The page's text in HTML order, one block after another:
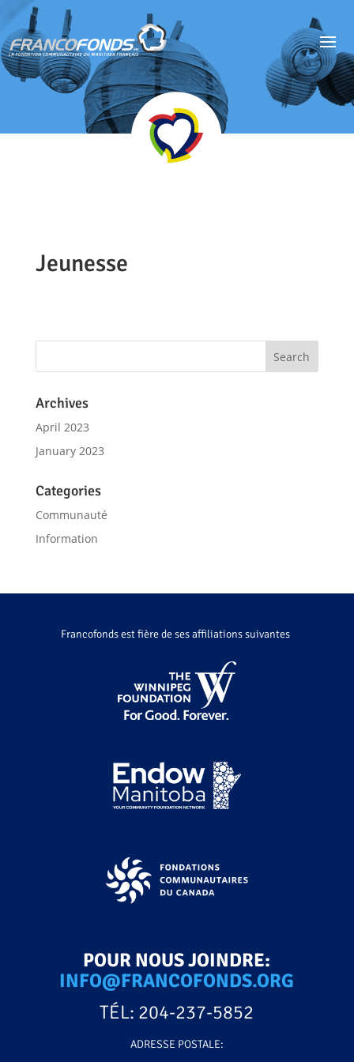
Jeunesse
Archives
April 2023
January 2023
Categories
Communauté
Information
Francofonds est fière de ses affiliations suivantes
POUR NOUS JOINDRE:
INFO@FRANCOFONDS.ORG
TÉL: 204-237-5852
ADRESSE POSTALE: